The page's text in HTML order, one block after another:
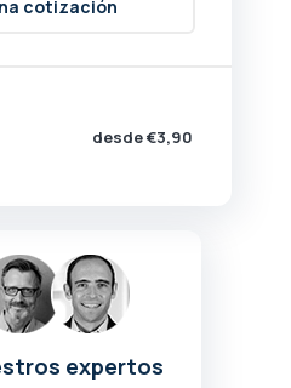
desde €3,90
cotización
expertos